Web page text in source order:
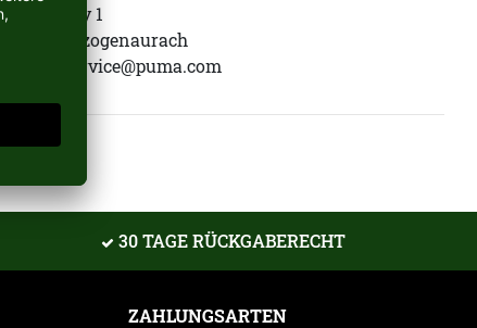
Puma Way 1
91074 Herzogenaurach
service@puma.com
30 TAGE RÜCKGABERECHT
ZAHLUNGSARTEN